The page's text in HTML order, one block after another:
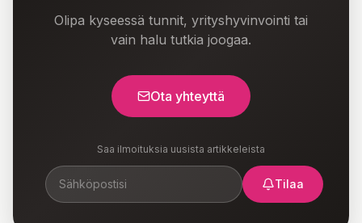
Olipa kyseessä tunnit, yrityshyvinvointi tai
vain halu tutkia joogaa.
Ota yhteyttä
Saa ilmoituksia uusista artikkeleista
Tilaa